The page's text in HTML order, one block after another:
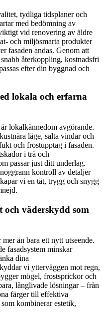
tydliga tidsplaner och
med bedömning av
vid renovering av äldre
och miljösmarta produkter
fasaden andas. Genom att
återkoppling, kostnadsfri
efter din byggnad och
lokala och erfarna
lokalkännedom avgörande.
läge, salta vindar och
och frostupptag i fasaden.
i trä och
passar just ditt underlag.
kontroll av detaljer
vi en tät, trygg och snygg
väderskydd som
än bara ett nytt utseende.
fasadsystem minskar
dina
vi ytterväggen mot regn,
mögel, frostsprickor och
långlivade lösningar – från
färger till effektiva
kombinerar estetik,